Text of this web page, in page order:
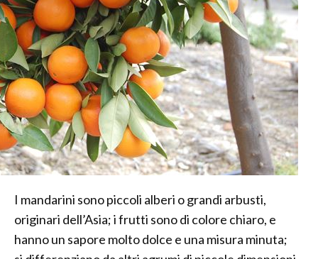
I mandarini sono piccoli alberi o grandi arbusti,
originari dell’Asia; i frutti sono di colore chiaro, e
hanno un sapore molto dolce e una misura minuta;